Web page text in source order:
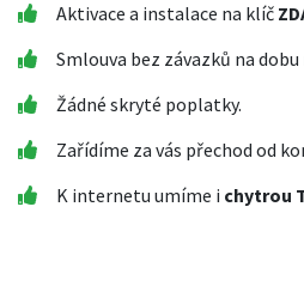
Aktivace a instalace na klíč
Smlouva bez závazků na
Žádné skryté poplatky.
Zařídíme za vás přechod od
K internetu umíme i chytrou